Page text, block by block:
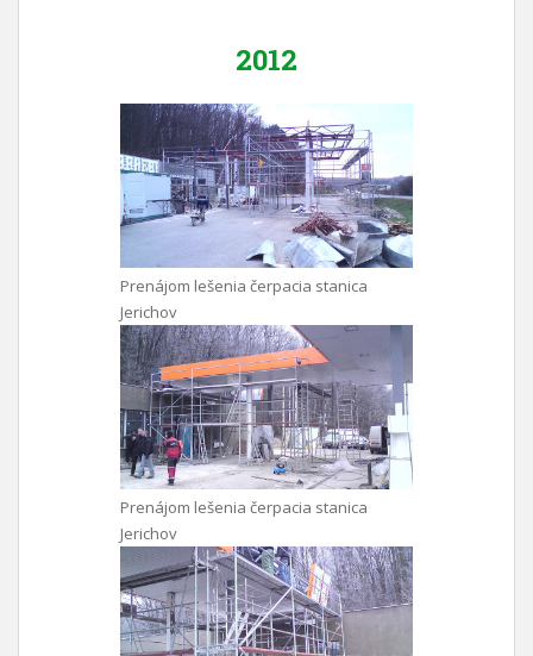
2012
Prenájom lešenia čerpacia stanica
Jerichov
Prenájom lešenia čerpacia stanica
Jerichov